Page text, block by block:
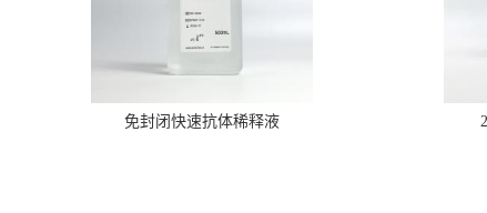
免封闭快速抗体稀释液